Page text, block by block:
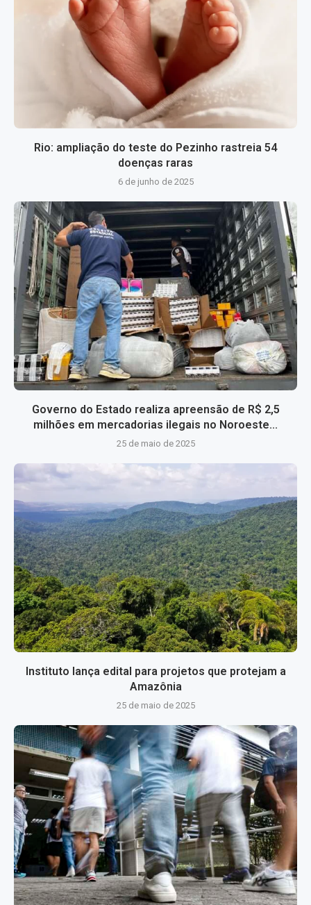
Rio: ampliação do teste do Pezinho rastreia 54
doenças raras
6 de junho de 2025
Governo do Estado realiza apreensão de R$ 2,5
milhões em mercadorias ilegais no Noroeste...
25 de maio de 2025
Instituto lança edital para projetos que protejam a
Amazônia
25 de maio de 2025